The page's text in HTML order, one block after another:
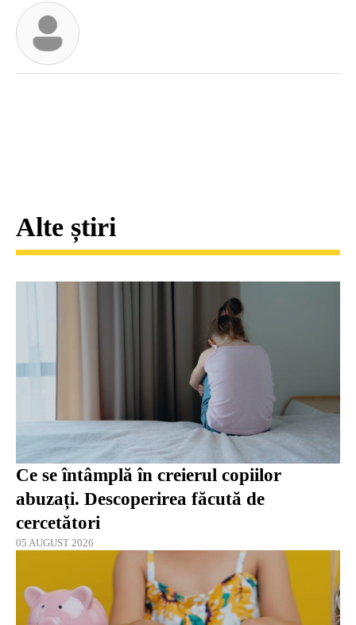
Alte știri
Ce se întâmplă în creierul copiilor
abuzați. Descoperirea făcută de
cercetători
05 AUGUST 2026